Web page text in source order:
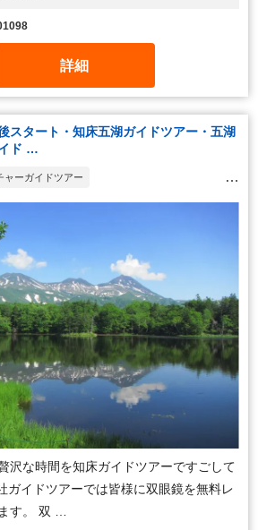
詳細
スタート・知床五湖ガイドツアー・五湖
ド …
ャーガイドツアー
キング・トレッキング 世界遺産・建築巡り
沢な時間を知床ガイドツアーですごして
ガイドツアーでは皆様に双眼鏡を無料レ
す。 双 …